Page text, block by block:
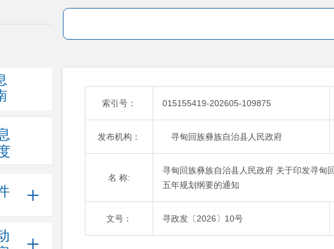
索引号： 015155419-202605-109875
发布机构： 寻甸回族彝族自治县人民政府
名 称:
寻甸回族彝族自治县人民政府 关于印发寻甸
五年规划纲要的通知
文号： 寻政发〔2026〕10号